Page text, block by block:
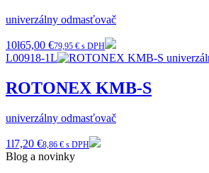
univerzálny odmasťovač
10l65,00 €79,95 € s DPH
L00918-1L
ROTONEX KMB-S
univerzálny odmasťovač
1l7,20 €8,86 € s DPH
Blog a novinky